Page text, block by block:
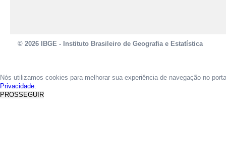
© 2026 IBGE - Instituto Brasileiro de Geografia e Estatística
Nós utilizamos cookies para melhorar sua experiência de navegação no
Privacidade.
PROSSEGUIR